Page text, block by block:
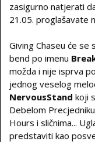
zasigurno natjerati
21.05. proglašavate
Giving Chaseu će se
bend po imenu
možda i nije isprva
jednog veselog
NervousStand koji
Debelom
Hours i sličnima...
predstaviti kao